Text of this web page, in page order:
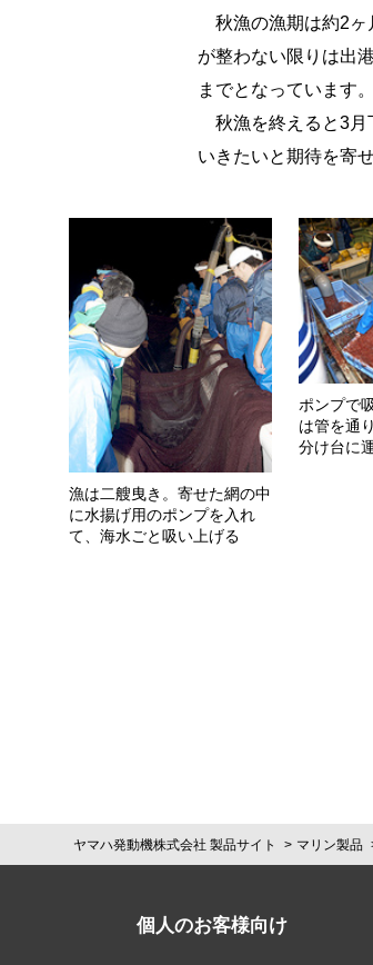
秋漁の漁期は約2ヶ
が整わない限りは出
までとなっています。
秋漁を終えると3月
いきたいと期待を寄
漁は二艘曳き。寄せた網の中
に水揚げ用のポンプを入れ
て、海水ごと吸い上げる
ポンプで
は管を通
分け台に
ヤマハ発動機株式会社 製品サイト マリン製品
個人のお客様向け